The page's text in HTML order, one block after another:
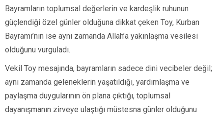
Bayramların toplumsal değerlerin ve kardeşlik ruhunun
güçlendiği özel günler olduğuna dikkat çeken Toy, Kurban
Bayramı’nın ise aynı zamanda Allah’a yakınlaşma vesilesi
olduğunu vurguladı.
Vekil Toy mesajında, bayramların sadece dini vecibeler değil;
aynı zamanda geleneklerin yaşatıldığı, yardımlaşma ve
paylaşma duygularının ön plana çıktığı, toplumsal
dayanışmanın zirveye ulaştığı müstesna günler olduğunu